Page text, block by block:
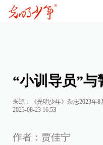
“小训导员”
来源：《光明少年》杂志2023年8
2023-08-23 16:53
作者：贾佳宁